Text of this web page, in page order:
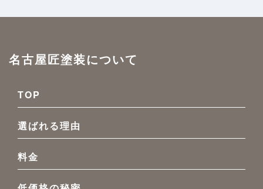
名古屋匠塗装について
TOP
選ばれる理由
料金